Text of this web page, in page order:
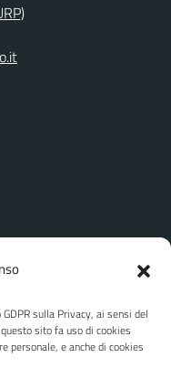
sulla Privacy, ai sensi del
sito fa uso di cookies
personale, e anche di cookies